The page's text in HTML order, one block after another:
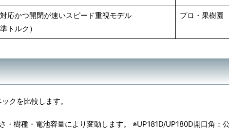
応かつ開閉が速いスピード重視モデル
準トルク）
プロ・果樹園
クを比較します。
樹種・電池容量により変動します。 ※UP181D/UP180D開口角：